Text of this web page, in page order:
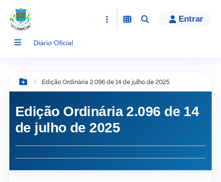
conteúdo
Entrar
Diário Oficial
Botão Menu
Edição Ordinária 2.096 de 14 de julho de 2025
Edição Ordinária 2.096 de 14
de julho de 2025